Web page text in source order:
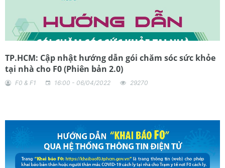
TP.HCM: Cập nhật hướng dẫn gói chăm sóc sức khỏe
tại nhà cho F0 (Phiên bản 2.0)
F0 & F1 16:00 - 06/04/2022 29270